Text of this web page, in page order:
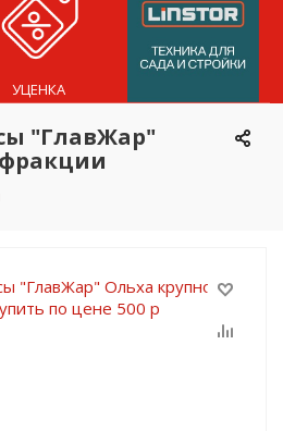
УЦЕНКА
"ГлавЖар"